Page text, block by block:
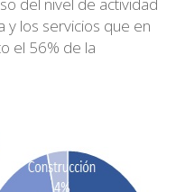
del nivel de actividad
y los servicios que en
el 56% de la